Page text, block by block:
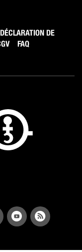
DÉCLARATION DE
FAQ